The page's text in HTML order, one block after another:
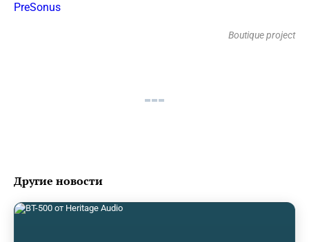
PreSonus
Boutique project
Другие новости